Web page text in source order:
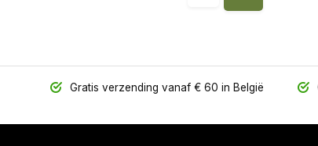
Gratis verzending vanaf € 60 in België